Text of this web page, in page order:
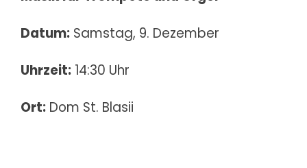
Datum: Samstag, 9. Dezember
Uhrzeit: 14:30 Uhr
Ort: Dom St. Blasii